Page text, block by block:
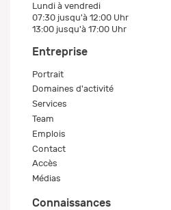
Lundi à vendredi
07:30 jusqu'à 12:00 Uhr
13:00 jusqu'à 17:00 Uhr
Entreprise
Portrait
Domaines d'activité
Services
Team
Emplois
Contact
Accès
Médias
Connaissances